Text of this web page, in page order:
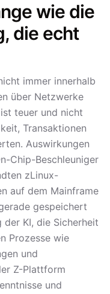
wie die
die echt
immer innerhalb
über Netzwerke
teuer und nicht
Transaktionen
Auswirkungen
Chip-Beschleuniger
zLinux-
auf dem Mainframe
gespeichert
KI, die Sicherheit
Prozesse wie
und
Z-Plattform
und